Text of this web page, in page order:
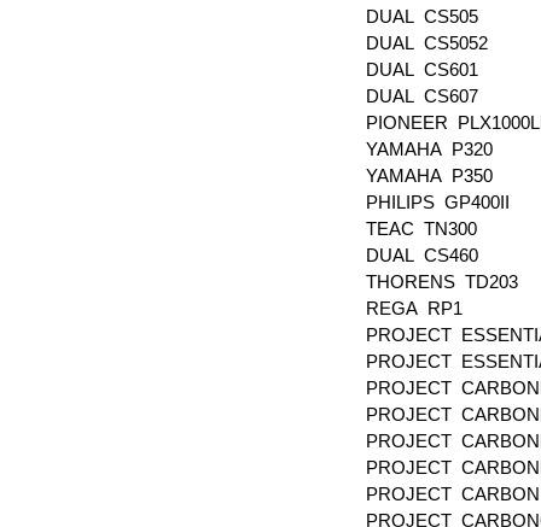
DUAL CS505
DUAL CS5052
DUAL CS601
DUAL CS607
PIONEER
YAMAHA P320
YAMAHA P350
PHILIPS GP400II
TEAC TN300
DUAL CS460
THORENS TD203
REGA RP1
PROJECT
PROJECT
PROJECT
PROJECT
PROJECT
PROJECT
PROJECT CARBON
PROJECT